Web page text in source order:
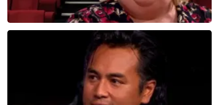
Christel De Laat
reviews